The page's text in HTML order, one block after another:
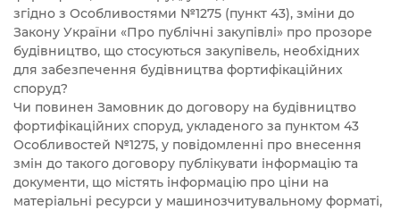
43), зміни до Закону України
«Про публічні закупівлі» про
прозоре будівництво, що
стосуються закупівель,
необхідних для забезпечення
будівництва фортифікаційних
споруд?
згідно з Особливостями №1275 (пункт 43), зміни до
Закону України «Про публічні закупівлі» про прозоре
будівництво, що стосуються закупівель, необхідних
для забезпечення будівництва фортифікаційних
споруд?
Чи повинен Замовник до договору на будівництво
фортифікаційних споруд, укладеного за пунктом 43
Особливостей №1275, у повідомленні про внесення
змін до такого договору публікувати інформацію та
документи, що містять інформацію про ціни на
матеріальні ресурси у машинозчитувальному форматі,